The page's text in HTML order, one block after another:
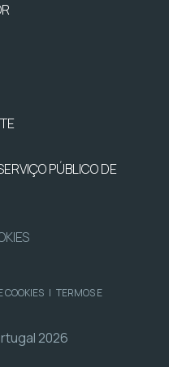
PÚBLICO DE
COOKIES | TERMOS E
2026